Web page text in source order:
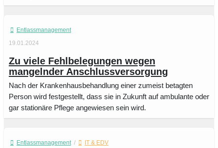
Entlassmanagement
19.01.2024
Zu viele Fehlbelegungen wegen
mangelnder Anschlussversorgung
Nach der Krankenhausbehandlung einer zumeist betagten
Person wird festgestellt, dass sie in Zukunft auf ambulante oder
gar stationäre Pflege angewiesen sein wird.
Entlassmanagement /
IT & EDV